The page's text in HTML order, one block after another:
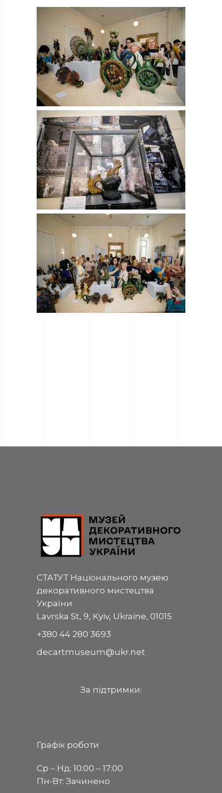
СТАТУТ Національного музею
декоративного мистецтва
України
Lavrska St, 9, Kyiv, Ukraine, 01015
+380 44 280 3693
decartmuseum@ukr.net
За пiдтримки:
Графік роботи
Ср ‒ Нд: 10:00 ‒ 17:00
Пн-Вт: Зачинено